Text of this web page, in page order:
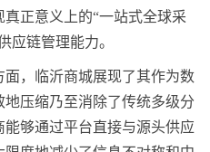
正意义上的“一站式全球采
应链管理能力。
，临沂商城展现了其作为数
压缩乃至消除了传统多级分
够通过平台直接与源头供应